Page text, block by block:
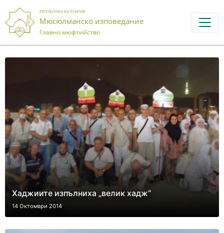
РЕПУБЛИКА БЪЛГАРИЯ
Мюсюлманско изповедание
Главно мюфтийство
Хаджиите изпълниха „велик хадж”
14 Октомври 2014